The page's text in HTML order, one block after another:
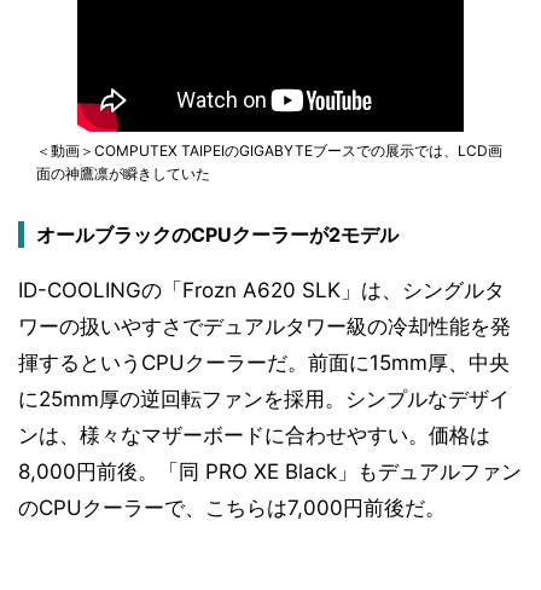
＜動画＞COMPUTEX TAIPEIのGIGABYTEブースでの展示では、LCD画
面の神鷹凛が瞬きしていた
オールブラックのCPUクーラーが2モデル
ID-COOLINGの「Frozn A620 SLK」は、シングルタ
ワーの扱いやすさでデュアルタワー級の冷却性能を発
揮するというCPUクーラーだ。前面に15mm厚、中央
に25mm厚の逆回転ファンを採用。シンプルなデザイ
ンは、様々なマザーボードに合わせやすい。価格は
8,000円前後。「同 PRO XE Black」もデュアルファン
のCPUクーラーで、こちらは7,000円前後だ。